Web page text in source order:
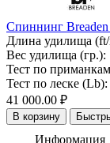
Спиннинг
Длина удилища
Вес удилища (гр.):
Тест по
Тест по леске (Lb):
41 000.00 ₽
В корзину
Информация